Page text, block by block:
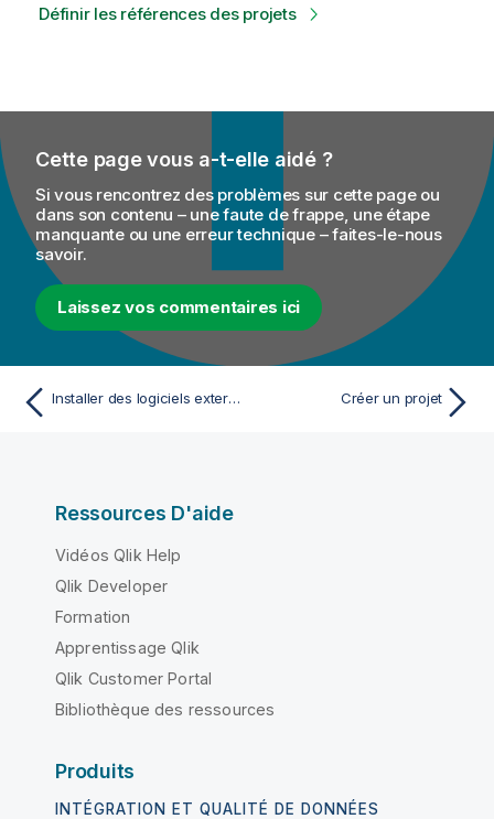
Définir les références des projets
Cette page vous a-t-elle aidé ?
Si vous rencontrez des problèmes sur cette page ou
dans son contenu – une faute de frappe, une étape
manquante ou une erreur technique – faites-le-nous
savoir.
Laissez vos commentaires ici
Installer des logiciels externes dans le Studio Talend Créer un projet
Ressources D'aide
Vidéos Qlik Help
Qlik Developer
Formation
Apprentissage Qlik
Qlik Customer Portal
Bibliothèque des ressources
Produits
INTÉGRATION ET QUALITÉ DE DONNÉES